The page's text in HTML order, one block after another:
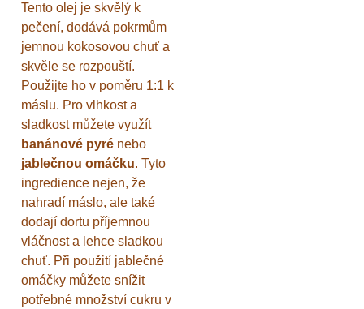
Tento olej je skvělý k
pečení, dodává pokrmům
jemnou kokosovou chuť a
skvěle se rozpouští.
Použijte ho v poměru 1:1 k
máslu. Pro vlhkost a
sladkost můžete využít
banánové pyré nebo
jablečnou omáčku. Tyto
ingredience nejen, že
nahradí máslo, ale také
dodají dortu příjemnou
vláčnost a lehce sladkou
chuť. Při použití jablečné
omáčky můžete snížit
potřebné množství cukru v